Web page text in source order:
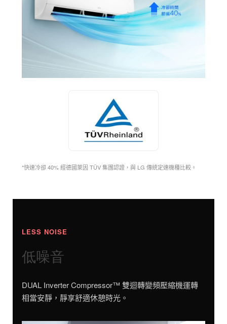
*快速冷卻 40% 經德國萊因 TÜV 集團認證，與 LG 傳統定速機種比較。
LESS NOISE
低噪音
DUAL Inverter Compressor™ 雙迴轉變頻壓縮機運轉
相當安靜，靜享舒適休憩時光。